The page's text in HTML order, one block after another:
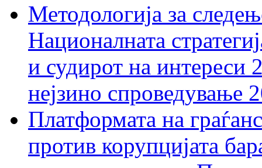
Методологија за
Националната
и судирот на интереси
нејзино спроведување
Платформата на
против корупцијата